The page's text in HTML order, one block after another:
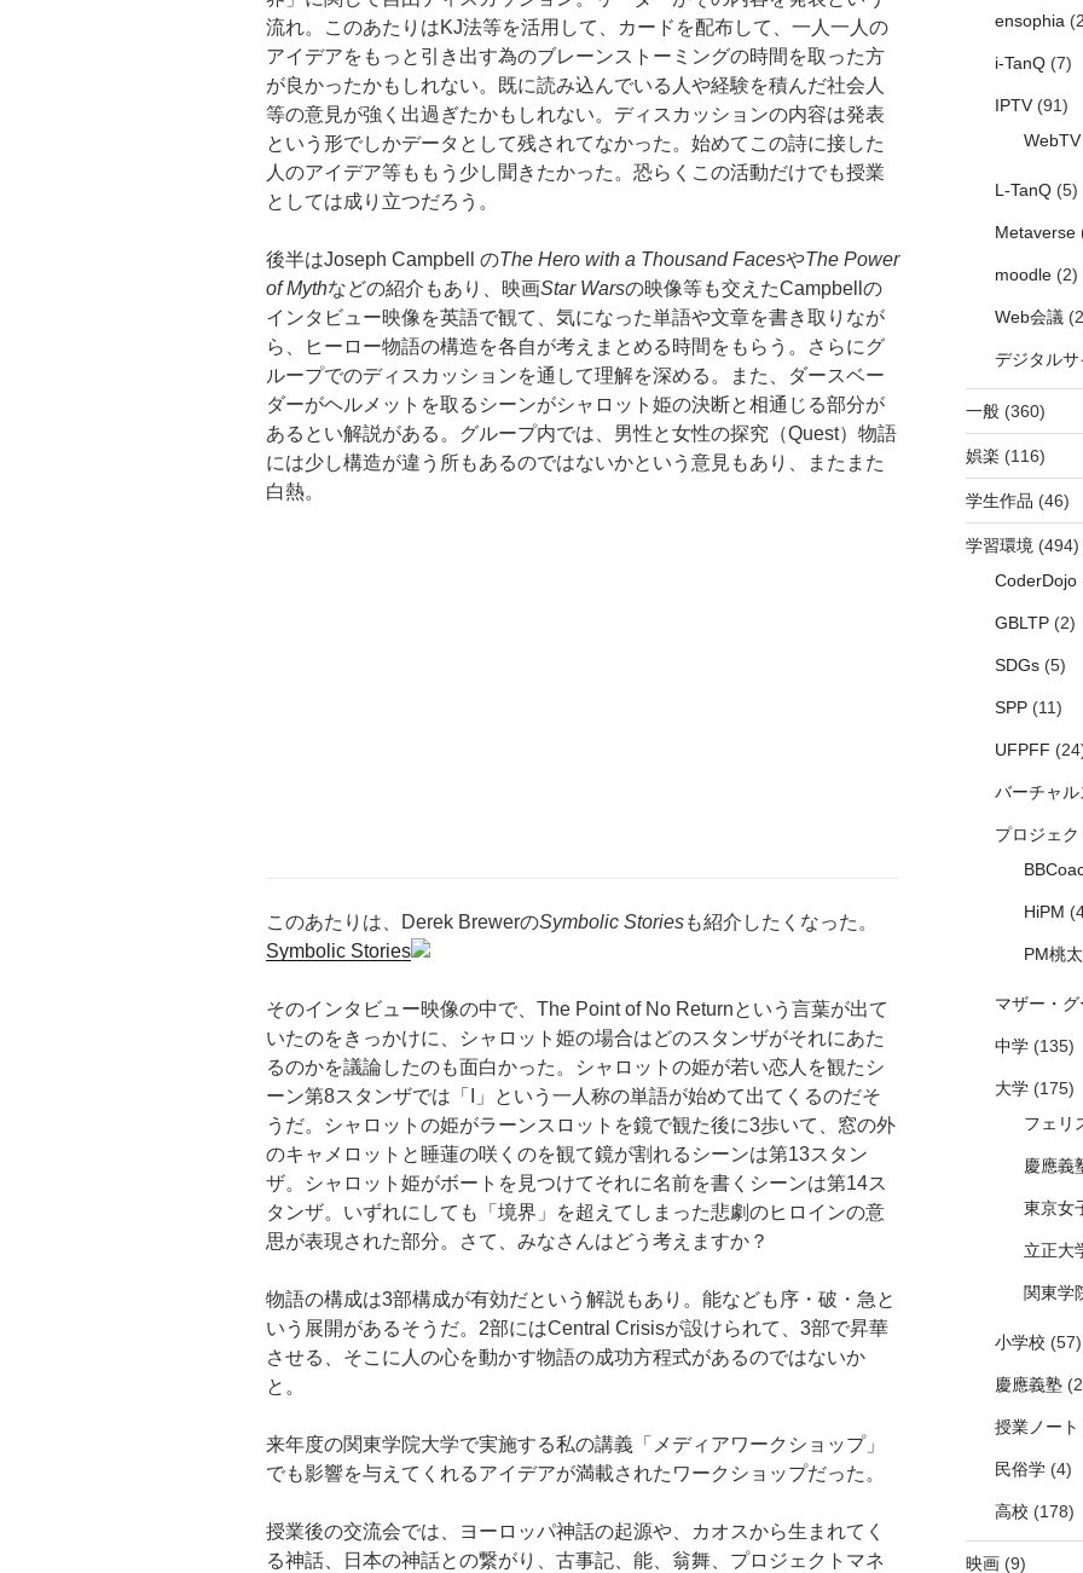
流れ。このあたりはKJ法等を活用して、カードを配布して、一人一人の
アイデアをもっと引き出す為のブレーンストーミングの時間を取った方
が良かったかもしれない。既に読み込んでいる人や経験を積んだ社会人
等の意見が強く出過ぎたかもしれない。ディスカッションの内容は発表
という形でしかデータとして残されてなかった。始めてこの詩に接した
人のアイデア等ももう少し聞きたかった。恐らくこの活動だけでも授業
としては成り立つだろう。
後半はJoseph Campbell のThe Hero with a Thousand FacesやThe Power
of Mythなどの紹介もあり、映画Star Warsの映像等も交えたCampbellの
インタビュー映像を英語で観て、気になった単語や文章を書き取りなが
ら、ヒーロー物語の構造を各自が考えまとめる時間をもらう。さらにグ
ループでのディスカッションを通して理解を深める。また、ダースベー
ダーがヘルメットを取るシーンがシャロット姫の決断と相通じる部分が
あるとい解説がある。グループ内では、男性と女性の探究（Quest）物語
には少し構造が違う所もあるのではないかという意見もあり、またまた
白熱。
このあたりは、Derek BrewerのSymbolic Storiesも紹介したくなった。
Symbolic Stories
そのインタビュー映像の中で、The Point of No Returnという言葉が出て
いたのをきっかけに、シャロット姫の場合はどのスタンザがそれにあた
るのかを議論したのも面白かった。シャロットの姫が若い恋人を観たシ
ーン第8スタンザでは「I」という一人称の単語が始めて出てくるのだそ
うだ。シャロットの姫がラーンスロットを鏡で観た後に3歩いて、窓の外
のキャメロットと睡蓮の咲くのを観て鏡が割れるシーンは第13スタン
ザ。シャロット姫がボートを見つけてそれに名前を書くシーンは第14ス
タンザ。いずれにしても「境界」を超えてしまった悲劇のヒロインの意
思が表現された部分。さて、みなさんはどう考えますか？
物語の構成は3部構成が有効だという解説もあり。能なども序・破・急と
いう展開があるそうだ。2部にはCentral Crisisが設けられて、3部で昇華
させる、そこに人の心を動かす物語の成功方程式があるのではないか
と。
来年度の関東学院大学で実施する私の講義「メディアワークショップ」
でも影響を与えてくれるアイデアが満載されたワークショップだった。
授業後の交流会では、ヨーロッパ神話の起源や、カオスから生まれてく
る神話、日本の神話との繋がり、古事記、能、翁舞、プロジェクトマネ
ensophia
i-TanQ(7)
IPTV(91)
WebTV
L-TanQ(5)
Metaverse
moodle(2)
Web会議
デジタル
一般(360)
娯楽 (116)
学生作品 (46)
学習環境(494)
CoderDojo
GBLTP(2)
SDGs(5)
SPP(11)
UFPFF
バーチャ
プロジェ
HiPM
PM桃
マザー・グ
中学(135)
大学(175)
フェリ
慶應義
東京女
立正大
関東学
小学校 (57)
慶應義塾
授業ノート
民俗学(4)
高校 (178)
映画(9)